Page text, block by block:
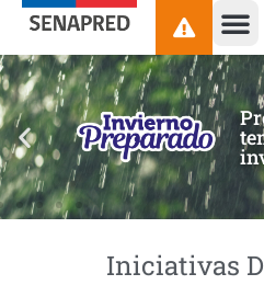
contenido
Iniciativas